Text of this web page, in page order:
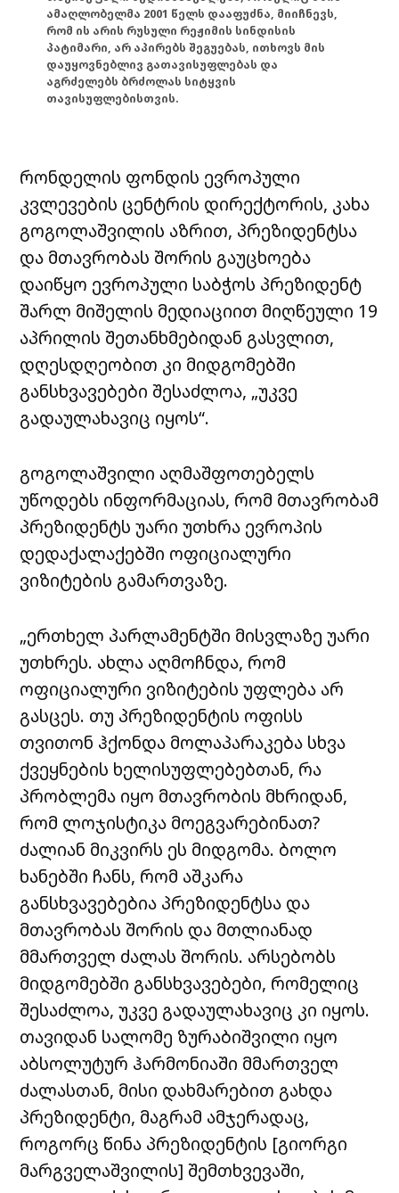
ამაღლობელმა 2001 წელს დააფუძნა, მიიჩნევს,
რომ ის არის რუსული რეჟიმის სინდისის
პატიმარი, არ აპირებს შეგუებას, ითხოვს მის
დაუყოვნებლივ გათავისუფლებას და
აგრძელებს ბრძოლას სიტყვის
თავისუფლებისთვის.
რონდელის ფონდის ევროპული
კვლევების ცენტრის დირექტორის, კახა
გოგოლაშვილის აზრით, პრეზიდენტსა
და მთავრობას შორის გაუცხოება
დაიწყო ევროპული საბჭოს პრეზიდენტ
შარლ მიშელის მედიაციით მიღწეული 19
აპრილის შეთანხმებიდან გასვლით,
დღესდღეობით კი მიდგომებში
განსხვავებები შესაძლოა, „უკვე
გადაულახავიც იყოს“.
გოგოლაშვილი აღმაშფოთებელს
უწოდებს ინფორმაციას, რომ მთავრობამ
პრეზიდენტს უარი უთხრა ევროპის
დედაქალაქებში ოფიციალური
ვიზიტების გამართვაზე.
„ერთხელ პარლამენტში მისვლაზე უარი
უთხრეს. ახლა აღმოჩნდა, რომ
ოფიციალური ვიზიტების უფლება არ
გასცეს. თუ პრეზიდენტის ოფისს
თვითონ ჰქონდა მოლაპარაკება სხვა
ქვეყნების ხელისუფლებებთან, რა
პრობლემა იყო მთავრობის მხრიდან,
რომ ლოჯისტიკა მოეგვარებინათ?
ძალიან მიკვირს ეს მიდგომა. ბოლო
ხანებში ჩანს, რომ აშკარა
განსხვავებებია პრეზიდენტსა და
მთავრობას შორის და მთლიანად
მმართველ ძალას შორის. არსებობს
მიდგომებში განსხვავებები, რომელიც
შესაძლოა, უკვე გადაულახავიც კი იყოს.
თავიდან სალომე ზურაბიშვილი იყო
აბსოლუტურ ჰარმონიაში მმართველ
ძალასთან, მისი დახმარებით გახდა
პრეზიდენტი, მაგრამ ამჯერადაც,
როგორც წინა პრეზიდენტის [გიორგი
მარგველაშვილის] შემთხვევაში,